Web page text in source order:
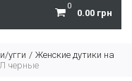
0
0.00 грн
угги
Женские дутики на
черные